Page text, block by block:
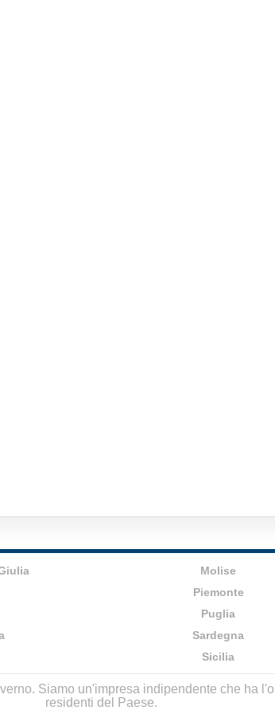
Molise
Piemonte
Puglia
Sardegna
Sicilia
Siamo un'impresa indipendente che ha
residenti del Paese.